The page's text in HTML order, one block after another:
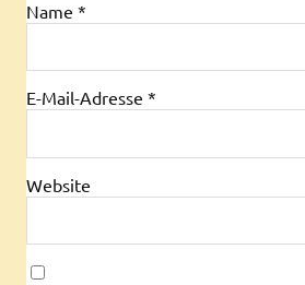
Name *
E-Mail-Adresse *
Website